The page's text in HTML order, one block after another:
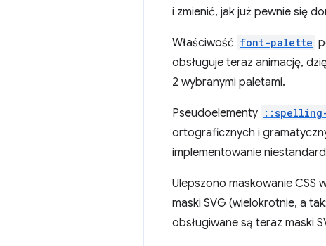
i zmienić, jak już pewnie się
Właściwość font-palette
obsługuje teraz animację,
2 wybranymi paletami.
Pseudoelementy
ortograficznych i
implementowanie
Ulepszono maskowanie CSS
maski SVG (wielokrotnie, a
obsługiwane są teraz maski